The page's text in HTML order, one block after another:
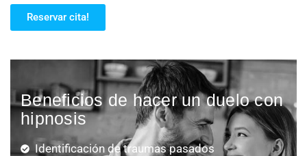
Reservar cita!
Beneficios de hacer un duelo con
hipnosis
Identificación de traumas pasados